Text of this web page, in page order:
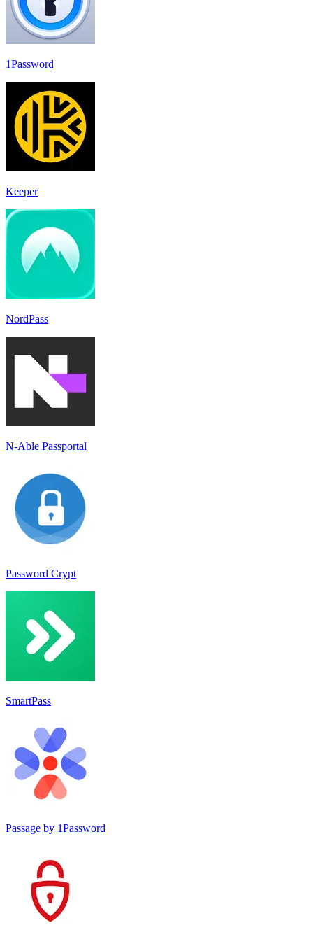
1Password
Keeper
NordPass
N-Able Passportal
Password Crypt
SmartPass
Passage by 1Password